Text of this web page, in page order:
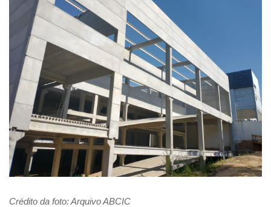
Crédito da foto: Arquivo ABCIC